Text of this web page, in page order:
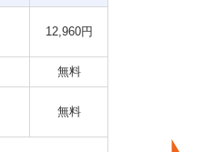
12,960円
無料
無料